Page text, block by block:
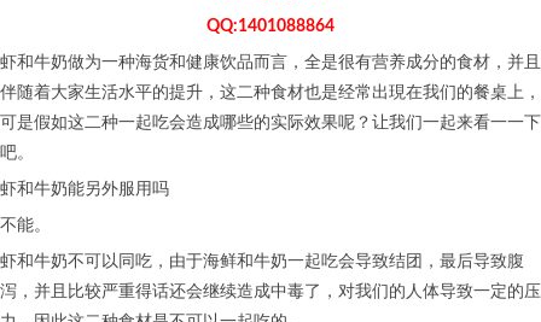
QQ:1401088864
虾和牛奶做为一种海货和健康饮品而言，全是很有营养成分的食材，并且
伴随着大家生活水平的提升，这二种食材也是经常出現在我们的餐桌上，
可是假如这二种一起吃会造成哪些的实际效果呢？让我们一起来看一一下
吧。
虾和牛奶能另外服用吗
不能。
虾和牛奶不可以同吃，由于海鲜和牛奶一起吃会导致结团，最后导致腹
泻，并且比较严重得话还会继续造成中毒了，对我们的人体导致一定的压